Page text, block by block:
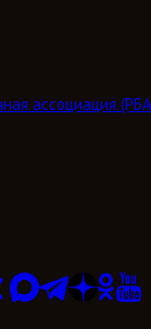
ассоциация